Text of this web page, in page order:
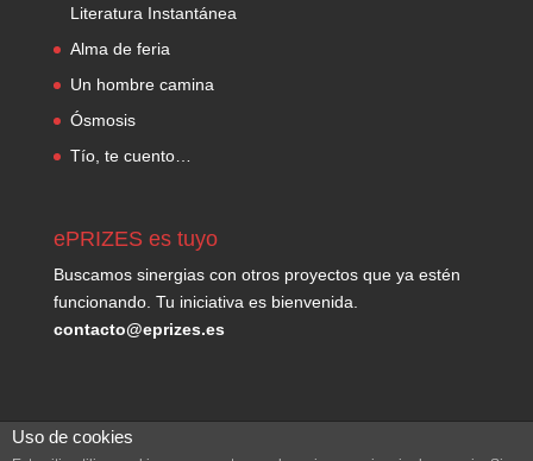
Literatura Instantánea
Alma de feria
Un hombre camina
Ósmosis
Tío, te cuento…
ePRIZES es tuyo
Buscamos sinergias con otros proyectos que ya estén
funcionando. Tu iniciativa es bienvenida.
contacto@eprizes.es
Uso de cookies